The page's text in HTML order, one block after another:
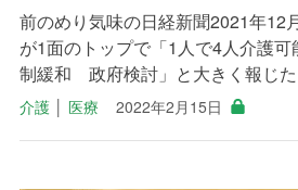
前のめり気味の日経新聞2021年12
が1面のトップで「1人で4人介護
制緩和 政府検討」と大きく報じた
介護│ 医療 2022年2月15日